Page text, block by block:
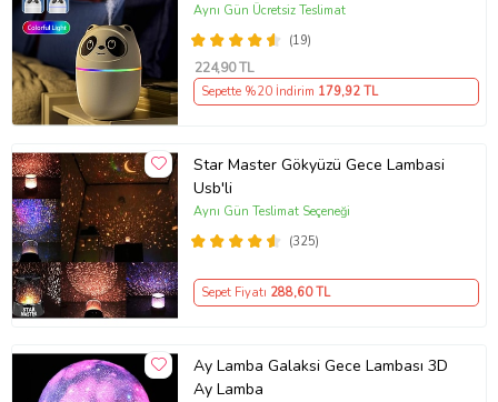
(19)
Aynı Gün Ücretsiz Teslimat
224,90 TL
Sepette %20 İndirim 179,92 TL
Star Master Gökyüzü Gece Lambasi
Usb'li
(325)
Aynı Gün Teslimat Seçeneği
Sepet Fiyatı 288,60 TL
Ay Lamba Galaksi Gece Lambası 3D
Ay Lamba